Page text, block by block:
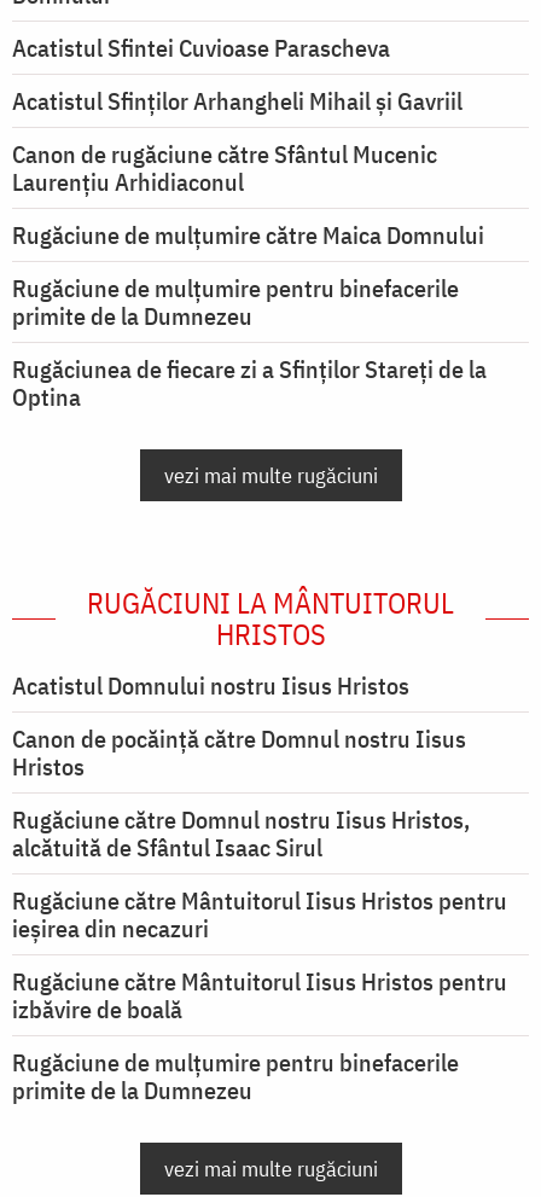
Acatistul Sfintei Cuvioase Parascheva
Acatistul Sfinților Arhangheli Mihail și Gavriil
Canon de rugăciune către Sfântul Mucenic
Laurențiu Arhidiaconul
Rugăciune de mulţumire către Maica Domnului
Rugăciune de mulțumire pentru binefacerile
primite de la Dumnezeu
Rugăciunea de fiecare zi a Sfinților Stareți de la
Optina
vezi mai multe rugăciuni
RUGĂCIUNI LA MÂNTUITORUL
HRISTOS
Acatistul Domnului nostru Iisus Hristos
Canon de pocăință către Domnul nostru Iisus
Hristos
Rugăciune către Domnul nostru Iisus Hristos,
alcătuită de Sfântul Isaac Sirul
Rugăciune către Mântuitorul Iisus Hristos pentru
ieşirea din necazuri
Rugăciune către Mântuitorul Iisus Hristos pentru
izbăvire de boală
Rugăciune de mulțumire pentru binefacerile
primite de la Dumnezeu
vezi mai multe rugăciuni